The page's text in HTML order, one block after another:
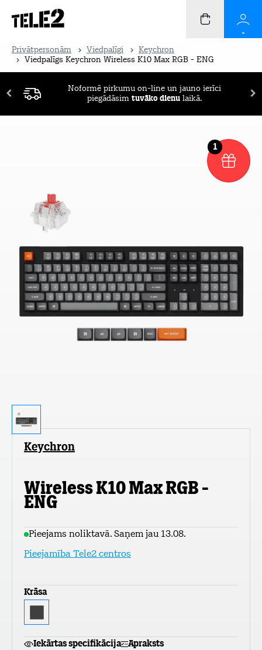
Privātpersonām Viedpalīgi
Keychron
Viedpalīgs Keychron Wireless K10 Max RGB - ENG
Noformē pirkumu on-line un jauno ierīci
piegādāsim tuvāko dienu laikā.
1
Keychron
Wireless K10 Max RGB -
ENG
Pieejams noliktavā. Saņem jau 13.08.
Pieejamība Tele2 centros
Krāsa
Iekārtas specifikācija Apraksts